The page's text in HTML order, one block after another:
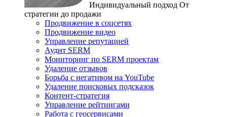
Индивидуальный подход От
стратегии до продажи
Продвижение в соцсетях
Продвижение видео
Управление репутацией
Аудит SERM
Мониторинг по SERM проектам
Удаление отзывов
Борьба с негативом на YouTube
Удаление поисковых подсказок
Контент-стратегия
Управление рейтингами
Работа с геосервисами